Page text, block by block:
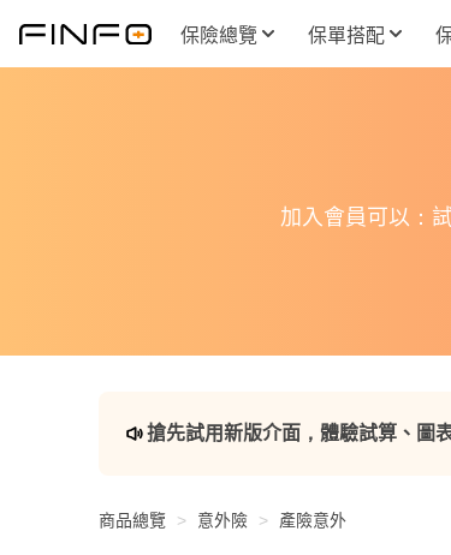
保險總覽 保單搭配
加入會員可以：
搶先試用新版介面，體驗試算、圖
商品總覽 意外險 產險意外